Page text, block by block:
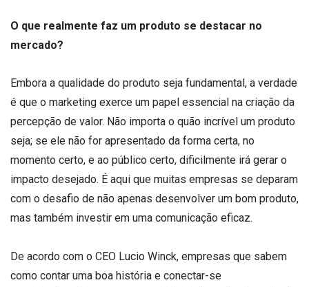
O que realmente faz um produto se destacar no
mercado?
Embora a qualidade do produto seja fundamental, a verdade
é que o marketing exerce um papel essencial na criação da
percepção de valor. Não importa o quão incrível um produto
seja; se ele não for apresentado da forma certa, no
momento certo, e ao público certo, dificilmente irá gerar o
impacto desejado. É aqui que muitas empresas se deparam
com o desafio de não apenas desenvolver um bom produto,
mas também investir em uma comunicação eficaz.
De acordo com o CEO Lucio Winck, empresas que sabem
como contar uma boa história e conectar-se